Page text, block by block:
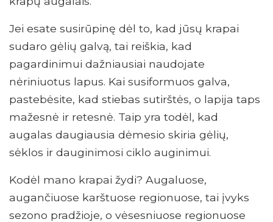
Jei esate susirūpinę dėl to, kad jūsų krapai
sudaro gėlių galvą, tai reiškia, kad
pagardinimui dažniausiai naudojate
nėriniuotus lapus. Kai susiformuos galva,
pastebėsite, kad stiebas sutirštės, o lapija taps
mažesnė ir retesnė. Taip yra todėl, kad
augalas daugiausia dėmesio skiria gėlių,
sėklos ir dauginimosi ciklo auginimui.
Kodėl mano krapai žydi? Augaluose,
augančiuose karštuose regionuose, tai įvyks
sezono pradžioje, o vėsesniuose regionuose